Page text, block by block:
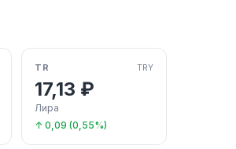
TR TRY
17,13 ₽
Лира
↑ 0,09 (0,55%)